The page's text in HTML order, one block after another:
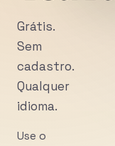
Grátis.
Sem
cadastro.
Qualquer
idioma.
Use o